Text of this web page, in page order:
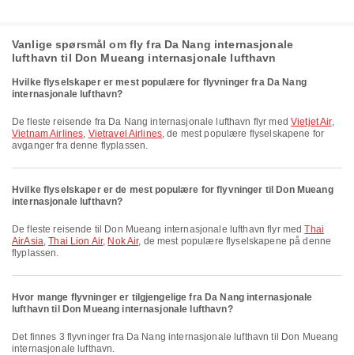
Vanlige spørsmål om fly fra Da Nang internasjonale
lufthavn til Don Mueang internasjonale lufthavn
Hvilke flyselskaper er mest populære for flyvninger fra Da Nang
internasjonale lufthavn?
De fleste reisende fra Da Nang internasjonale lufthavn flyr med Vietjet Air,
Vietnam Airlines, Vietravel Airlines, de mest populære flyselskapene for
avganger fra denne flyplassen.
Hvilke flyselskaper er de mest populære for flyvninger til Don Mueang
internasjonale lufthavn?
De fleste reisende til Don Mueang internasjonale lufthavn flyr medThai
AirAsia,Thai Lion Air, Nok Air, de mest populære flyselskapene på denne
flyplassen.
Hvor mange flyvninger er tilgjengelige fra Da Nang internasjonale
lufthavn til Don Mueang internasjonale lufthavn?
Det finnes 3 flyvninger fra Da Nang internasjonale lufthavn til Don Mueang
internasjonale lufthavn.